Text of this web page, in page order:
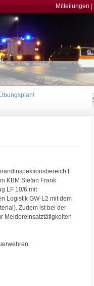
Mitteilungen
Übungsplan!
I
KBM Stefan Frank
LF 10/6 mit
Logistik GW-L2 mit dem
Zudem ist bei der
Meldereinsatztätigkeiten